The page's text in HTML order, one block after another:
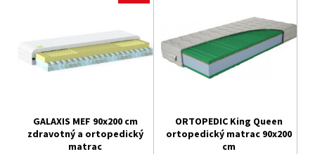
GALAXIS MEF 90x200 cm
zdravotný a ortopedický
matrac
ORTOPEDIC King Queen
ortopedický matrac 90x200
cm